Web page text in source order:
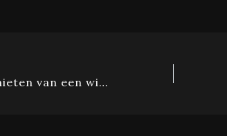
Gezellig genieten van een winter bbq: buiten koken in de kou